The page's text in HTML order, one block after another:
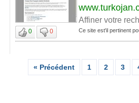
Affiner votre
0 0 Ce site est'il pertinent
3
2
1
« Précédent